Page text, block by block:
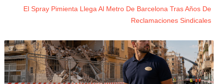
El Spray Pimienta Llega Al Metro De Barcelona Tras Años De
Reclamaciones Sindicales